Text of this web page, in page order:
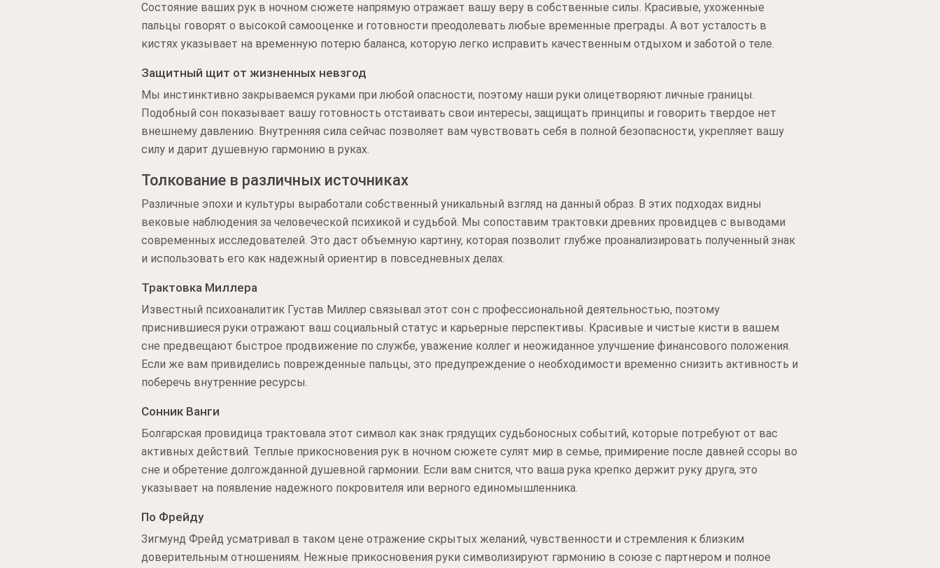
Состояние ваших рук в ночном сюжете напрямую отражает вашу веру в собственные силы. Красивые, ухоженные
пальцы говорят о высокой самооценке и готовности преодолевать любые временные преграды. А вот усталость в
кистях указывает на временную потерю баланса, которую легко исправить качественным отдыхом и заботой о теле.
Защитный щит от жизненных невзгод
Мы инстинктивно закрываемся руками при любой опасности, поэтому наши руки олицетворяют личные границы.
Подобный сон показывает вашу готовность отстаивать свои интересы, защищать принципы и говорить твердое нет
внешнему давлению. Внутренняя сила сейчас позволяет вам чувствовать себя в полной безопасности, укрепляет вашу
силу и дарит душевную гармонию в руках.
Толкование в различных источниках
Различные эпохи и культуры выработали собственный уникальный взгляд на данный образ. В этих подходах видны
вековые наблюдения за человеческой психикой и судьбой. Мы сопоставим трактовки древних провидцев с выводами
современных исследователей. Это даст объемную картину, которая позволит глубже проанализировать полученный знак
и использовать его как надежный ориентир в повседневных делах.
Трактовка Миллера
Известный психоаналитик Густав Миллер связывал этот сон с профессиональной деятельностью, поэтому
приснившиеся руки отражают ваш социальный статус и карьерные перспективы. Красивые и чистые кисти в вашем
сне предвещают быстрое продвижение по службе, уважение коллег и неожиданное улучшение финансового положения.
Если же вам привиделись поврежденные пальцы, это предупреждение о необходимости временно снизить активность и
поберечь внутренние ресурсы.
Сонник Ванги
Болгарская провидица трактовала этот символ как знак грядущих судьбоносных событий, которые потребуют от вас
активных действий. Теплые прикосновения рук в ночном сюжете сулят мир в семье, примирение после давней ссоры во
сне и обретение долгожданной душевной гармонии. Если вам снится, что ваша рука крепко держит руку друга, это
указывает на появление надежного покровителя или верного единомышленника.
По Фрейду
Зигмунд Фрейд усматривал в таком цене отражение скрытых желаний, чувственности и стремления к близким
доверительным отношениям. Нежные прикосновения руки символизируют гармонию в союзе с партнером и полное